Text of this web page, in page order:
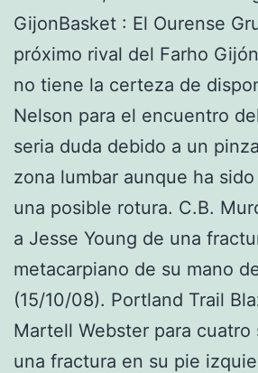
GijonBasket : El Ourense
próximo rival del Farho
no tiene la certeza de
Nelson para el encuentro
seria duda debido a un
zona lumbar aunque ha
una posible rotura. C.B.
a Jesse Young de una
metacarpiano de su mano
(15/10/08). Portland Trail
Martell Webster para cuatro
una fractura en su pie